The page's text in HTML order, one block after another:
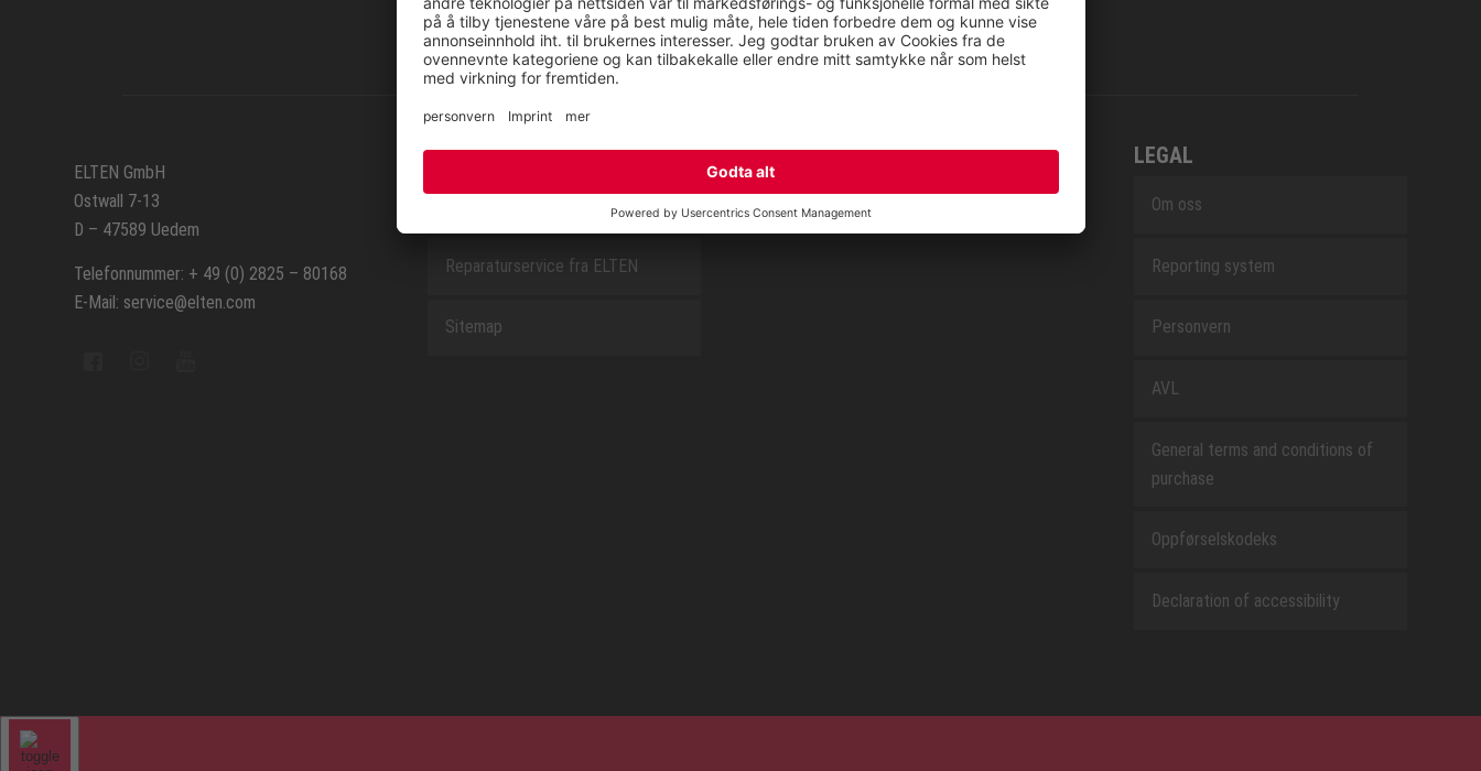
ELTEN GmbH
Ostwall 7-13
D – 47589 Uedem
Telefonnummer: + 49 (0) 2825 – 80168
E-Mail: service@elten.com
SERVICE
Reparaturservice fra ELTEN
Sitemap
OM OSS
CSR report
LEGAL
Om oss
Reporting system
Personvern
AVL
General terms and conditions of
purchase
Oppførselskodeks
Declaration of accessibility